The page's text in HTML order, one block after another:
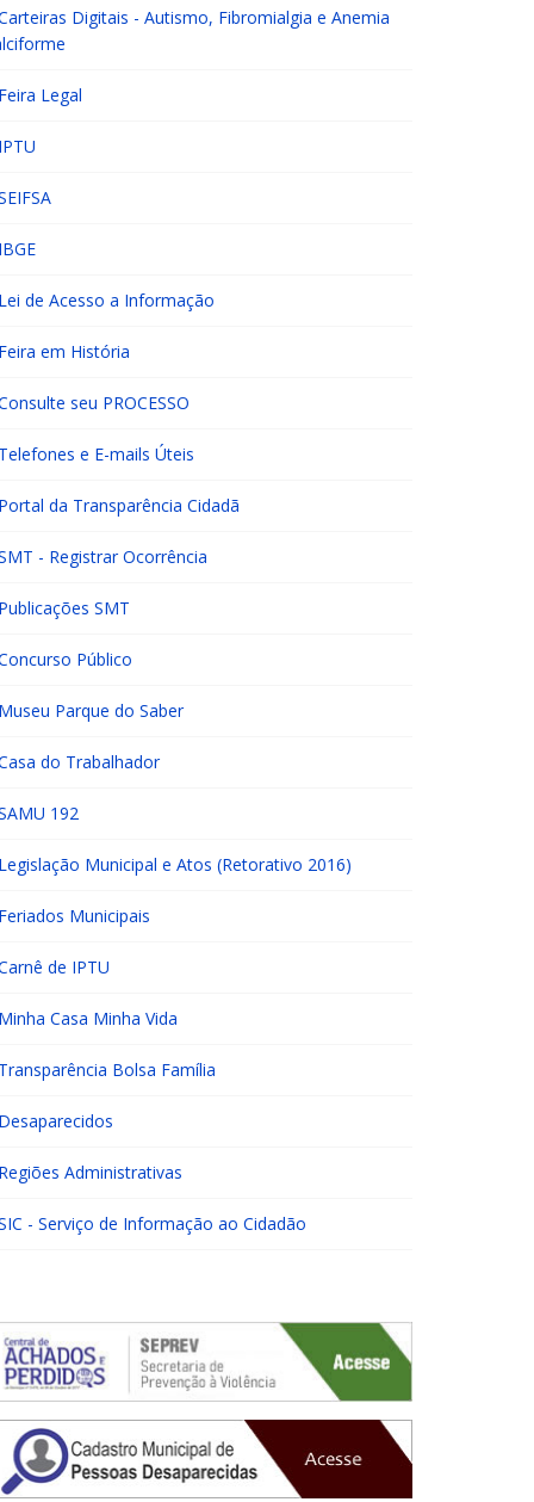
Digitais - Autismo, Fibromialgia e Anemia
Legal
de Acesso a Informação
em História
seu PROCESSO
e E-mails Úteis
da Transparência Cidadã
- Registrar Ocorrência
SMT
Público
Parque do Saber
do Trabalhador
192
Municipal e Atos (Retorativo 2016)
Municipais
de IPTU
Casa Minha Vida
Bolsa Família
Administrativas
- Serviço de Informação ao Cidadão